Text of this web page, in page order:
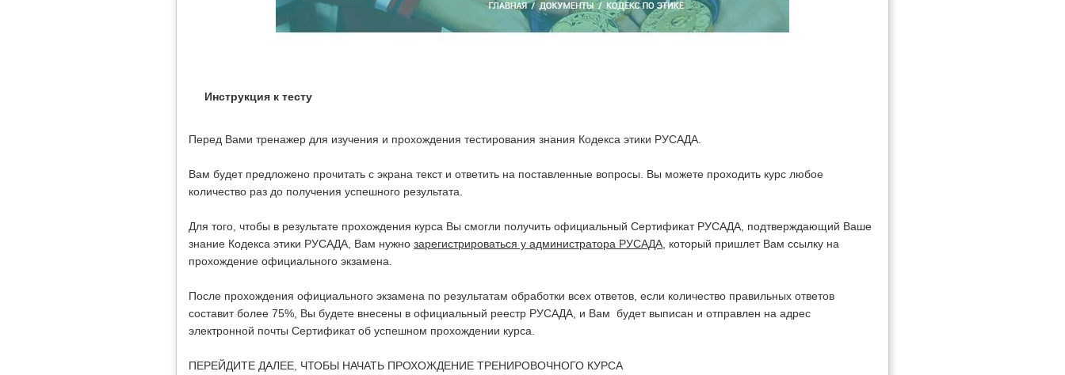
Инструкция к тесту
Перед Вами тренажер для изучения и прохождения тестирования знания Кодекса этики РУСАДА.
Вам будет предложено прочитать с экрана текст и ответить на поставленные вопросы. Вы можете проходить курс любое
количество раз до получения успешного результата.
Для того, чтобы в результате прохождения курса Вы смогли получить официальный Сертификат РУСАДА, подтверждающий Ваше
знание Кодекса этики РУСАДА, Вам нужно зарегистрироваться у администратора РУСАДА , который пришлет Вам ссылку на
прохождение официального экзамена.
После прохождения официального экзамена по результатам обработки всех ответов, если количество правильных ответов
составит более 75%, Вы будете внесены в официальный реестр РУСАДА, и Вам будет выписан и отправлен на адрес
электронной почты Сертификат об успешном прохождении курса.
ПЕРЕЙДИТЕ ДАЛЕЕ, ЧТОБЫ НАЧАТЬ ПРОХОЖДЕНИЕ ТРЕНИРОВОЧНОГО КУРСА